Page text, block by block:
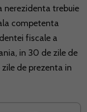
nerezidenta trebuie
competenta
fiscale a
in 30 de zile de
de prezenta in